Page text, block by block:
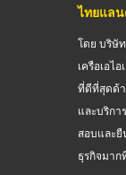
ไทยแลน
โดย บริษั
เครือเอไ
ที่ดีที่สุดด้า
และบริกา
สอบและ
ธุรกิจมาก